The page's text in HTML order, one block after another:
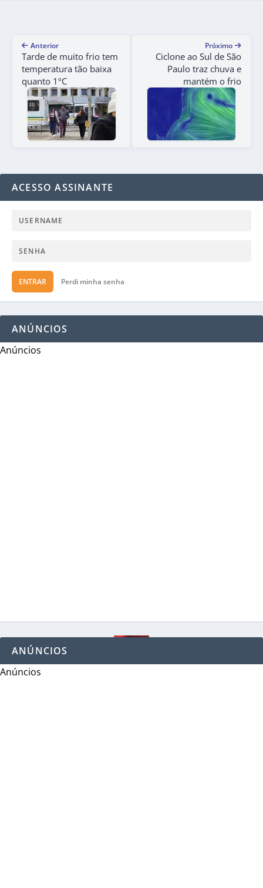
Anterior
Tarde de muito frio tem
temperatura tão baixa
quanto 1ºC
Próximo
Ciclone ao Sul de São
Paulo traz chuva e
mantém o frio
ACESSO ASSINANTE
ENTRAR Perdi minha senha
ANÚNCIOS
Anúncios
ANÚNCIOS
Anúncios